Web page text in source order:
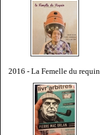
2016 - La Femelle du requin